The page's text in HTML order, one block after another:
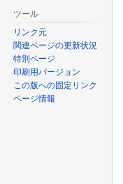
ツール
リンク元
関連ページの更新状況
特別ページ
印刷用バージョン
この版への固定リンク
ページ情報